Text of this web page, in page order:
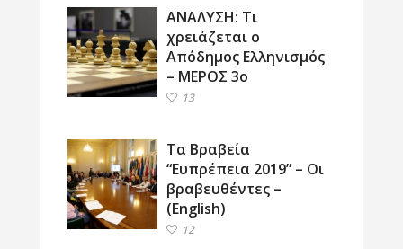
ΑΝΑΛΥΣΗ: Τι
χρειάζεται ο
Απόδημος Ελληνισμός
– ΜΕΡΟΣ 3ο
13
Τα Βραβεία
“Ευπρέπεια 2019” – Οι
βραβευθέντες –
(English)
12